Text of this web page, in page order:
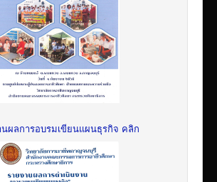
นผลการอบรมเขียนแผนธุรกิจ คลิก